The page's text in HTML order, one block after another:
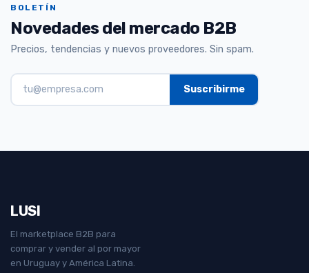
BOLETÍN
Novedades del mercado B2B
Precios, tendencias y nuevos proveedores. Sin spam.
LUSI
El marketplace B2B para
comprar y vender al por mayor
en Uruguay y América Latina.